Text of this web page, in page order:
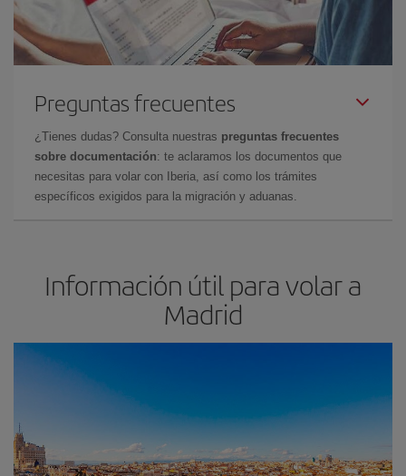
Preguntas frecuentes
¿Tienes dudas? Consulta nuestras preguntas frecuentes
sobre documentación: te aclaramos los documentos que
necesitas para volar con Iberia, así como los trámites
específicos exigidos para la migración y aduanas.
Información útil para volar a
Madrid